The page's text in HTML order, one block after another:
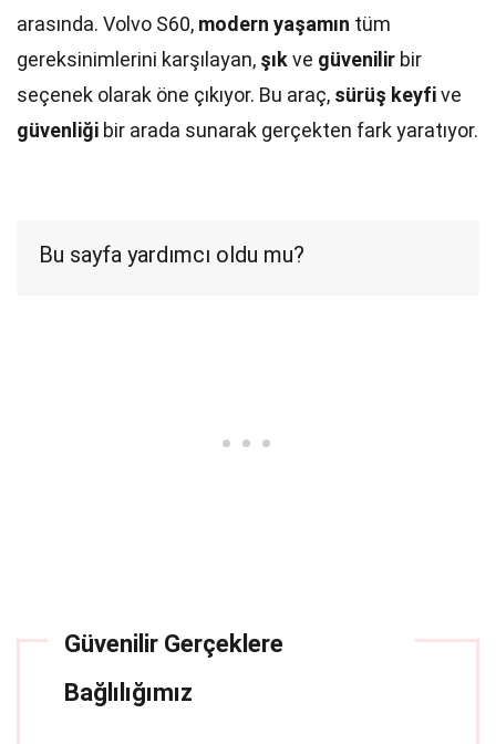
arasında. Volvo S60, modern yaşamın tüm
gereksinimlerini karşılayan, şıkve güvenilir bir
seçenek olarak öne çıkıyor. Bu araç, sürüş keyfive
güvenliği bir arada sunarak gerçekten fark yaratıyor.
Bu sayfa yardımcı oldu mu?
Güvenilir Gerçeklere
Bağlılığımız